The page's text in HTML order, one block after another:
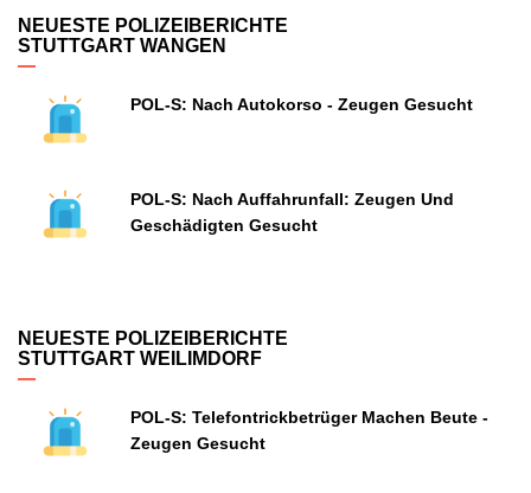
NEUESTE POLIZEIBERICHTE
STUTTGART WANGEN
POL-S: Nach Autokorso - Zeugen Gesucht
POL-S: Nach Auffahrunfall: Zeugen Und
Geschädigten Gesucht
NEUESTE POLIZEIBERICHTE
STUTTGART WEILIMDORF
POL-S: Telefontrickbetrüger Machen Beute -
Zeugen Gesucht